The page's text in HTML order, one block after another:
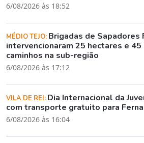
6/08/2026 às 18:52
MÉDIO TEJO: Brigadas de
intervencionaram 25 hectares e
caminhos na sub-região
6/08/2026 às 17:12
VILA DE REI: Dia Internacional da
com transporte gratuito para
6/08/2026 às 16:04